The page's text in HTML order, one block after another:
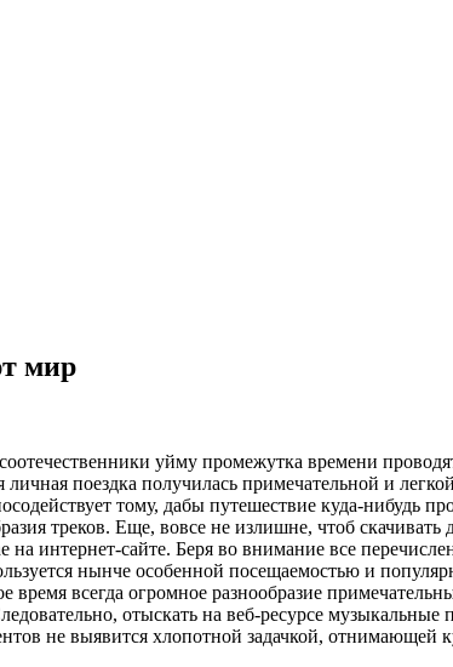
мир
уйму промежутка времени
поездка получилась примечательной и
тому, дабы путешествие куда-нибудь
треков. Еще, вовсе не излишне, чтоб
интернет-сайте. Беря во внимание все
нынче особенной посещаемостью и
всегда огромное разнообразие
отыскать на веб-ресурсе музыкальные
не выявится хлопотной задачкой, отнимающей